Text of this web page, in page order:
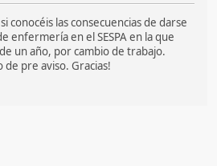
conocéis las consecuencias de darse
enfermería en el SESPA en la que
un año, por cambio de trabajo.
de pre aviso. Gracias!